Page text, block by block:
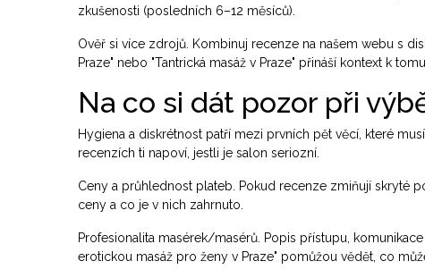
zkušenosti (posledních 6–12 měsíců).
Ověř si více zdrojů. Kombinuj recenze na našem webu s
Praze" nebo "Tantrická masáž v Praze" přináší kontext k
Na co si dát pozor při
Hygiena a diskrétnost patří mezi prvních pět věcí, které
recenzích ti napoví, jestli je salon seriozní.
Ceny a průhlednost plateb. Pokud recenze zmiňují skryté
ceny a co je v nich zahrnuto.
Profesionalita masérek/masérů. Popis přístupu,
erotickou masáž pro ženy v Praze" pomůžou vědět, co